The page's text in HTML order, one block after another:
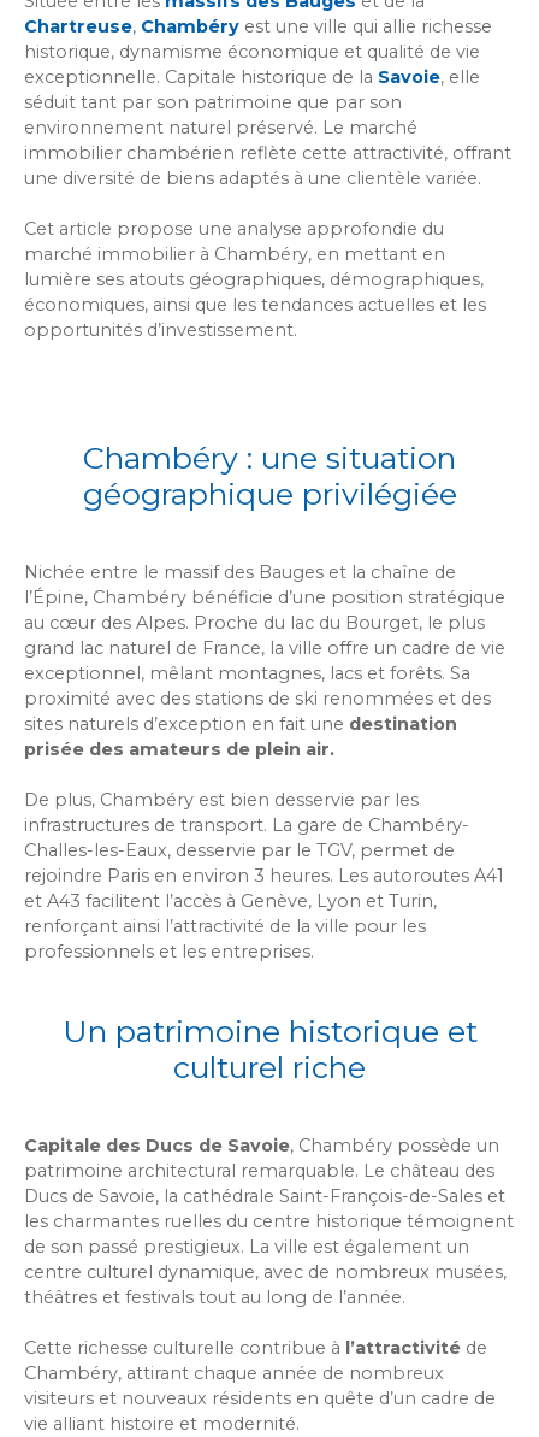
Chartreuse, Chambéry est une ville qui allie richesse
historique, dynamisme économique et qualité de vie
exceptionnelle. Capitale historique de la Savoie, elle
séduit tant par son patrimoine que par son
environnement naturel préservé. Le marché
immobilier chambérien reflète cette attractivité, offrant
une diversité de biens adaptés à une clientèle variée.
Cet article propose une analyse approfondie du
marché immobilier à Chambéry, en mettant en
lumière ses atouts géographiques, démographiques,
économiques, ainsi que les tendances actuelles et les
opportunités d’investissement.
Chambéry : une situation
géographique privilégiée
Nichée entre le massif des Bauges et la chaîne de
l’Épine, Chambéry bénéficie d’une position stratégique
au cœur des Alpes. Proche du lac du Bourget, le plus
grand lac naturel de France, la ville offre un cadre de vie
exceptionnel, mêlant montagnes, lacs et forêts. Sa
proximité avec des stations de ski renommées et des
sites naturels d’exception en fait une destination
prisée des amateurs de plein air.
De plus, Chambéry est bien desservie par les
infrastructures de transport. La gare de Chambéry-
Challes-les-Eaux, desservie par le TGV, permet de
rejoindre Paris en environ 3 heures. Les autoroutes A41
et A43 facilitent l’accès à Genève, Lyon et Turin,
renforçant ainsi l’attractivité de la ville pour les
professionnels et les entreprises.
Un patrimoine historique et
culturel riche
Capitale des Ducs de Savoie, Chambéry possède un
patrimoine architectural remarquable. Le château des
Ducs de Savoie, la cathédrale Saint-François-de-Sales et
les charmantes ruelles du centre historique témoignent
de son passé prestigieux. La ville est également un
centre culturel dynamique, avec de nombreux musées,
théâtres et festivals tout au long de l’année.
Cette richesse culturelle contribue à l’attractivité de
Chambéry, attirant chaque année de nombreux
visiteurs et nouveaux résidents en quête d’un cadre de
vie alliant histoire et modernité.